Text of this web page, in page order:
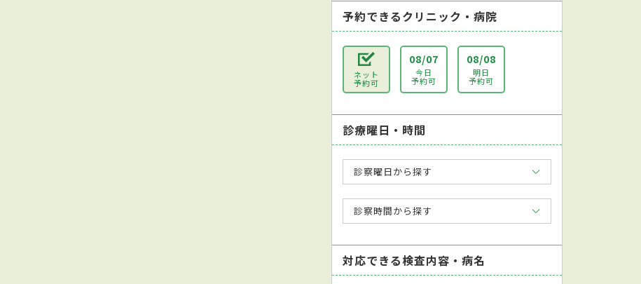
予約できるクリニック・病院
ネット
予約可
08/07
今日
予約可
08/08
明日
予約可
診療曜日・時間
診察曜日から探す
診察時間から探す
対応できる検査内容・病名